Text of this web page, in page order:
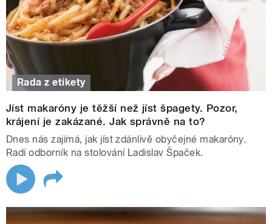
Rada z etikety
Jíst makaróny je těžší než jíst špagety. Pozor,
krájení je zakázané. Jak správně na to?
Dnes nás zajímá, jak jíst zdánlivě obyčejné makaróny.
Radí odborník na stolování Ladislav Špaček.